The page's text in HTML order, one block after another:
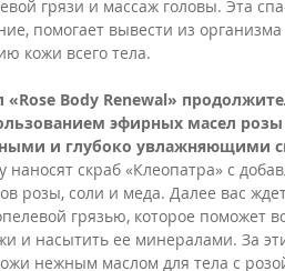
грязи и массаж головы. Эта
помогает вывести из
кожи всего тела.
Body Renewal»
эфирных масел
и глубоко увлажняющими
скраб «Клеопатра» с
розы, соли и меда. Далее вас
грязью, которое поможет
и насытить ее минералами. За
нежным маслом для тела с